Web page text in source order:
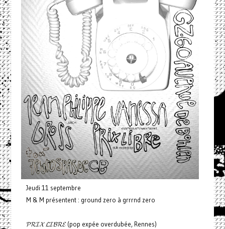
Jeudi 11 septembre
M & M présentent : ground zero à grrrnd zero
𝓟𝓡𝓘𝓧 𝓛𝓘𝓑𝓡𝓔 (pop expée overdubée, Rennes)